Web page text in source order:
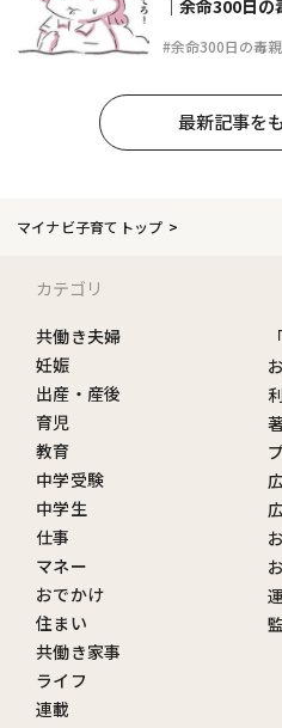
#余命300日の毒親
｜余命300日
最新記事を
マイナビ子育てトップ
カテゴリ
共働き夫婦
妊娠
出産・産後
育児
教育
中学受験
中学生
仕事
マネー
おでかけ
住まい
共働き家事
ライフ
連載